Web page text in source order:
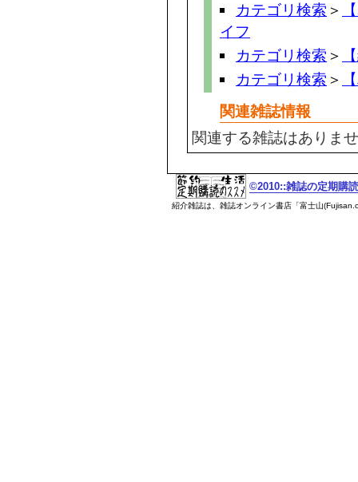
カテゴリ検索 ＞
イフ
カテゴリ検索 ＞
カテゴリ検索 ＞
関連雑誌情報
関連する雑誌はありま
©2010::雑誌の定期購
紹介雑誌は、雑誌オンライン書店「富士山